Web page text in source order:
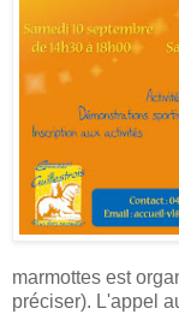
marmottes est
préciser). L'appel